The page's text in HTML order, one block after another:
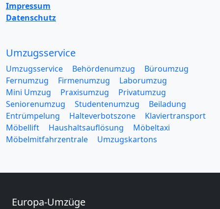
Impressum
Datenschutz
Umzugsservice
Umzugsservice Behördenumzug
Büroumzug
Fernumzug
Firmenumzug
Laborumzug
Mini Umzug
Praxisumzug
Privatumzug
Seniorenumzug
Studentenumzug
Beiladung
Entrümpelung
Halteverbotszone
Klaviertransport
Möbellift
Haushaltsauflösung
Möbeltaxi
Möbelmitfahrzentrale
Umzugskartons
Europa-Umzüge